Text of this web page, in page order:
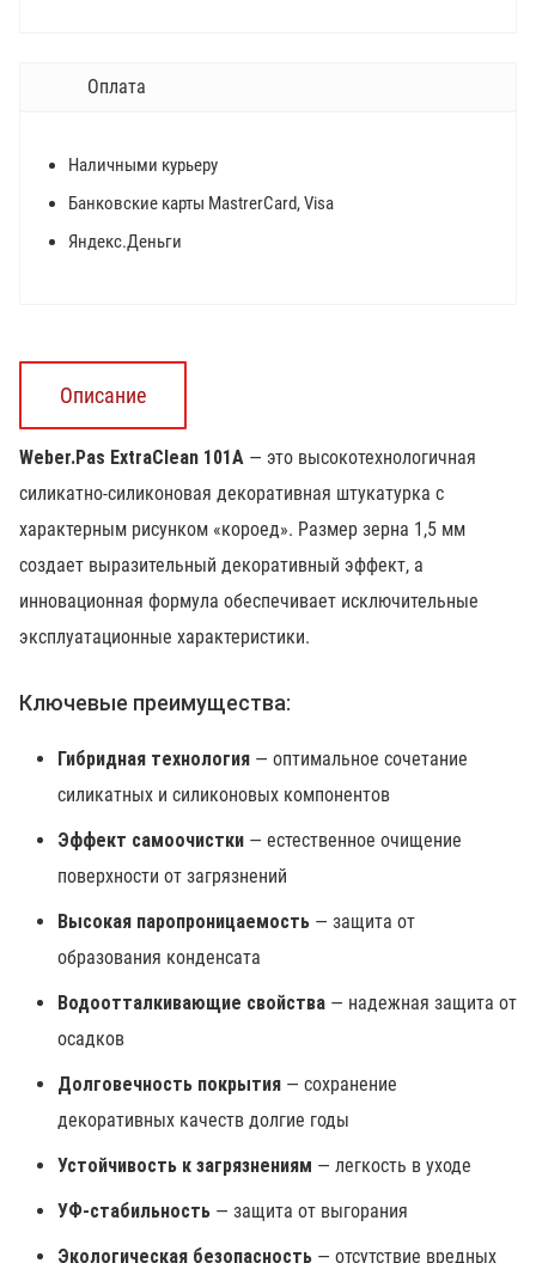
Оплата
Наличными курьеру
Банковские карты MastrerCard, Visa
Яндекс.Деньги
Описание
Weber.Pas ExtraClean 101А — это высокотехнологичная
силикатно-силиконовая декоративная штукатурка с
характерным рисунком «короед». Размер зерна 1,5 мм
создает выразительный декоративный эффект, а
инновационная формула обеспечивает исключительные
эксплуатационные характеристики.
Ключевые преимущества:
Гибридная технология — оптимальное сочетание
силикатных и силиконовых компонентов
Эффект самоочистки — естественное очищение
поверхности от загрязнений
Высокая паропроницаемость — защита от
образования конденсата
Водоотталкивающие свойства — надежная защита от
осадков
Долговечность покрытия — сохранение
декоративных качеств долгие годы
Устойчивость к загрязнениям — легкость в уходе
УФ-стабильность — защита от выгорания
Экологическая безопасность — отсутствие вредных